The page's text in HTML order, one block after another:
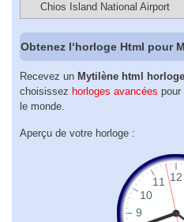
Chios Island National Airport
Obtenez l‘horloge Html pour
Recevez un Mytilène html
choisissez horloges avancées pour
le monde.
Aperçu de votre horloge :